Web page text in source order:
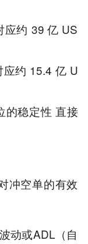
应约 39 亿 US
约 15.4 亿 U
的稳定性 直接
冲空单的有效
动或ADL（自